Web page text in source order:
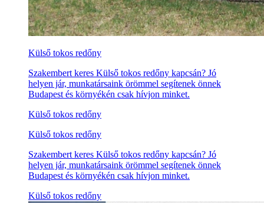
Külső tokos redőny
Szakembert keres Külső tokos redőny kapcsán? Jó
helyen jár, munkatársaink örömmel segítenek önnek
Budapest és környékén csak hívjon minket.
Külső tokos redőny
Külső tokos redőny
Szakembert keres Külső tokos redőny kapcsán? Jó
helyen jár, munkatársaink örömmel segítenek önnek
Budapest és környékén csak hívjon minket.
Külső tokos redőny